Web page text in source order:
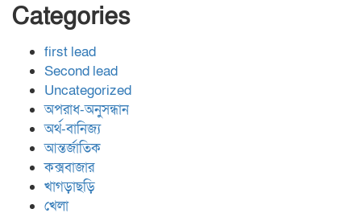
Categories
first lead
Second lead
Uncategorized
অপরাধ-অনুসন্ধান
অর্থ-বানিজ্য
আন্তর্জাতিক
কক্সবাজার
খাগড়াছড়ি
খেলা